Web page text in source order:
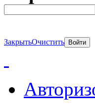
ЗакрытьОчистить